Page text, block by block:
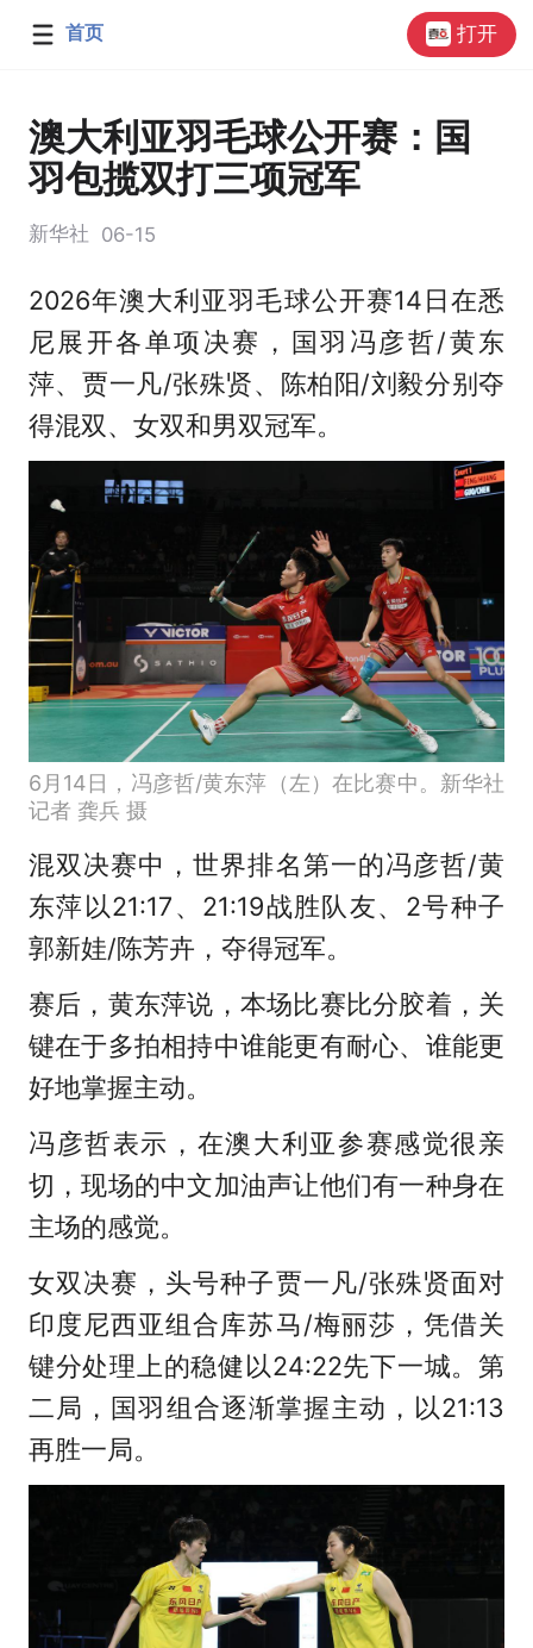
首页 打开
澳大利亚羽毛球公开赛：国
羽包揽双打三项冠军
新华社 06-15
2026年澳大利亚羽毛球公开赛14日在悉
尼展开各单项决赛，国羽冯彦哲/黄东
萍、贾一凡/张殊贤、陈柏阳/刘毅分别夺
得混双、女双和男双冠军。
6月14日，冯彦哲/黄东萍（左）在比赛中。新华社
记者 龚兵 摄
混双决赛中，世界排名第一的冯彦哲/黄
东萍以21:17、21:19战胜队友、2号种子
郭新娃/陈芳卉，夺得冠军。
赛后，黄东萍说，本场比赛比分胶着，关
键在于多拍相持中谁能更有耐心、谁能更
好地掌握主动。
冯彦哲表示，在澳大利亚参赛感觉很亲
切，现场的中文加油声让他们有一种身在
主场的感觉。
女双决赛，头号种子贾一凡/张殊贤面对
印度尼西亚组合库苏马/梅丽莎，凭借关
键分处理上的稳健以24:22先下一城。第
二局，国羽组合逐渐掌握主动，以21:13
再胜一局。